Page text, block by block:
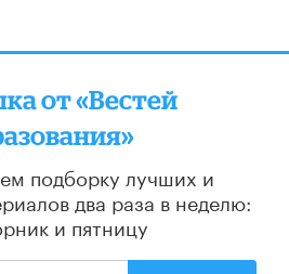
от «Вестей
подборку лучших и
два раза в неделю:
и пятницу